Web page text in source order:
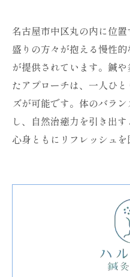
名古屋市中区丸の内に位
盛りの方々が抱える慢性
が提供されています。鍼
たアプローチは、一人ひ
ズが可能です。体のバラ
し、自然治癒力を引き出す
心身ともにリフレッシュを